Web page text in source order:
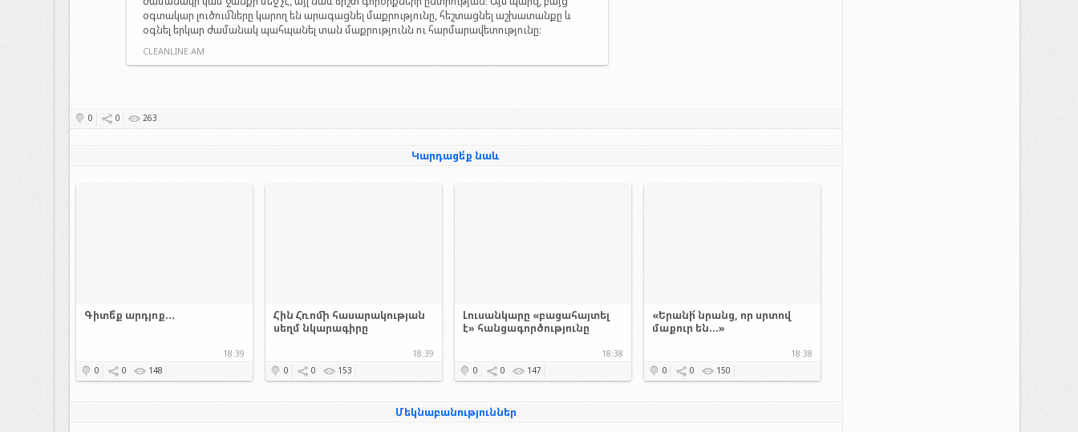
օգտակար լուծումները կարող են արագացնել մաքրությունը, հեշտացնել աշխատանքը և
օգնել երկար ժամանակ պահպանել տան մաքրությունն ու հարմարավետությունը։
CLEANLINE.AM
0 0 263
Կարդացե՛ք նաև
Գիտե՞ք արդյոք...
18:39
0
0 148
Հին Հռոմի հասարակության
սեղմ նկարագիրը
18:39
0
0 153
Լուսանկարը «բացահայտել
է» հանցագործությունը
18:38
0
0 147
«Երանի՜ նրանց, որ սրտով
մաքուր են...»
18:38
0
0 150
Մեկնաբանություններ